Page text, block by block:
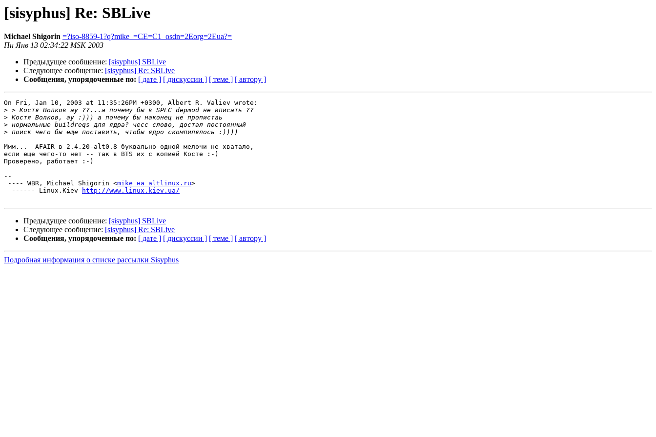
[sisyphus] Re: SBLive
Michael Shigorin =?iso-8859-1?q?mike_=CE=C1_osdn=2Eorg=2Eua?=
Пн Янв 13 02:34:22 MSK 2003
Предыдущее сообщение: [sisyphus] SBLive
Следующее сообщение: [sisyphus] Re: SBLive
Сообщения, упорядоченные по: [ дате ] [ дискуссии ] [ теме ] [ автору ]
On Fri, Jan 10, 2003 at 11:35:26PM +0300, Albert R. Valiev wrote:
>
>
>
>
Ммм...  AFAIR в 2.4.20-alt0.8 буквально одной мелочи не хватало,
если еще чего-то нет -- так в BTS их с копией Косте :-)
Проверено, работает :-)
--
---- WBR, Michael Shigorin <mike на altlinux.ru>
  ------ Linux.Kiev
http://www.linux.kiev.ua/
Предыдущее сообщение: [sisyphus] SBLive
Следующее сообщение: [sisyphus] Re: SBLive
Сообщения, упорядоченные по: [ дате ] [ дискуссии ] [ теме ] [ автору ]
Подробная информация о списке рассылки Sisyphus